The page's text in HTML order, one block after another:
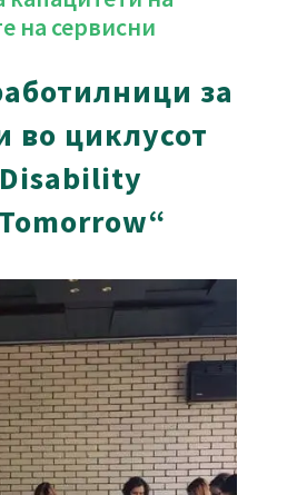
на сервисни
за
во циклусот